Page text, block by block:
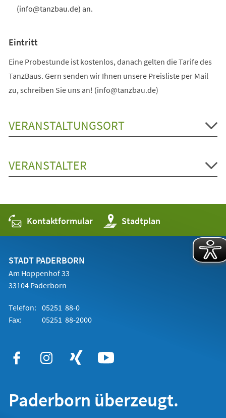
(info@tanzbau.de) an.
Eintritt
Eine Probestunde ist kostenlos, danach gelten die Tarife des
TanzBaus. Gern senden wir Ihnen unsere Preisliste per Mail
zu, schreiben Sie uns an! (info@tanzbau.de)
VERANSTALTUNGSORT
VERANSTALTER
Kontaktformular Stadtplan
(Öffnet
in
einem
STADT PADERBORN
Am Hoppenhof 33
33104 Paderborn
Telefon: 05251 88-0
Fax:
05251 88-2000
Paderborn überzeugt.